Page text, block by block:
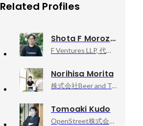
Related Profiles
Shota F Morozumi
F Ventures LLP, 代表パートナー
Norihisa Morita
株式会社Beer and Tech, Founder, CEO
Tomoaki Kudo
OpenStreet株式会社, 代表取締役社長 CEO